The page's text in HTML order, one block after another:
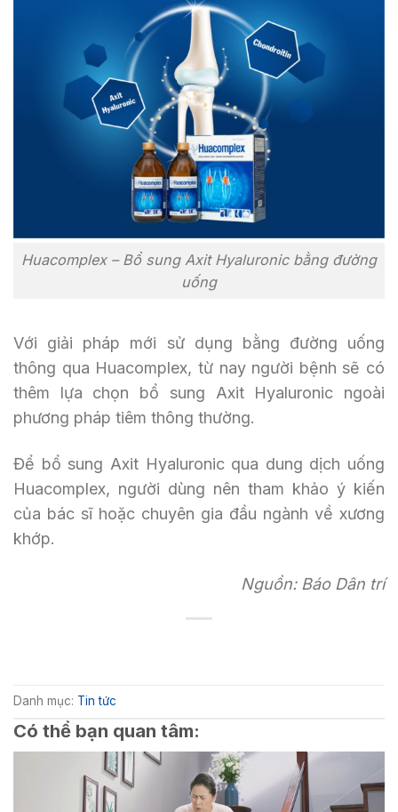
Huacomplex – Bổ sung Axit Hyaluronic bằng đường
uống
Với giải pháp mới sử dụng bằng đường uống
thông qua Huacomplex, từ nay người bệnh sẽ có
thêm lựa chọn bổ sung Axit Hyaluronic ngoài
phương pháp tiêm thông thường.
Để bổ sung Axit Hyaluronic qua dung dịch uống
Huacomplex, người dùng nên tham khảo ý kiến
của bác sĩ hoặc chuyên gia đầu ngành về xương
khớp.
Nguồn: Báo Dân trí
Danh mục: Tin tức
Có thể bạn quan tâm: